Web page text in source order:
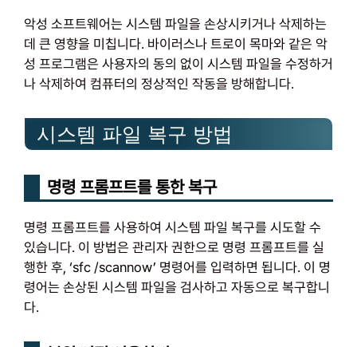
악성 소프트웨어는 시스템 파일을 손상시키거나 삭제하는
데 큰 영향을 미칩니다. 바이러스나 트로이 목마와 같은 악
성 프로그램은 사용자의 동의 없이 시스템 파일을 수정하거
나 삭제하여 컴퓨터의 정상적인 작동을 방해합니다.
시스템 파일 복구 방법
명령 프롬프트를 통한 복구
명령 프롬프트를 사용하여 시스템 파일 복구를 시도할 수
있습니다. 이 방법은 관리자 권한으로 명령 프롬프트를 실
행한 후, ‘sfc /scannow’ 명령어를 입력하면 됩니다. 이 명
령어는 손상된 시스템 파일을 검사하고 자동으로 복구합니
다.